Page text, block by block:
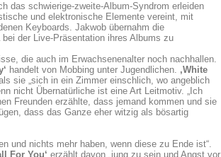
das schwierige-zweite-Album-Syndrom erleiden
und elektronische Elemente vereint, mit
Keyboards. Jakwob übernahm die
bei der Live-Präsentation ihres Albums zu
die auch im Erwachsenenalter noch nachhallen.
handelt von Mobbing unter Jugendlichen. ,White
sie „sich in ein Zimmer einschlich, wo angeblich
nicht Übernatürliche ist eine Art Leitmotiv. „Ich
Freunden erzählte, dass jemand kommen und sie
dass das Ganze eher witzig als bösartig
und nichts mehr haben, wenn diese zu Ende ist“.
For You‘ erzählt davon „jung zu sein und Angst vor